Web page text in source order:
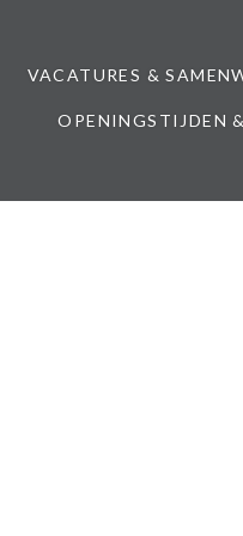
VACATURES &
OPENINGSTIJDEN